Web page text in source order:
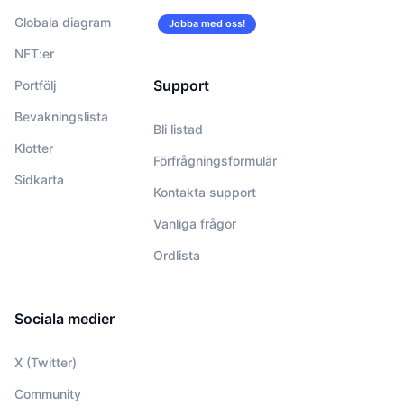
Globala diagram
NFT:er
Portfölj
Bevakningslista
Klotter
Sidkarta
Jobba med oss!
Support
Bli listad
Förfrågningsformulär
Kontakta support
Vanliga frågor
Ordlista
Sociala medier
X (Twitter)
Community